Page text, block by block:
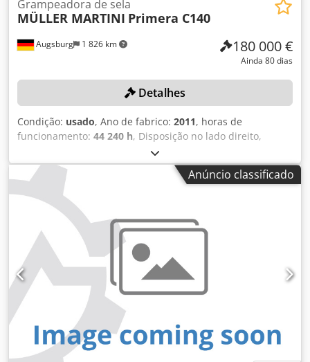
Augsburg 1 826 km
Grampeadora de sela
MÜLLER MARTINI Primera C140
180 000 €
Ainda 80 dias
Detalhes
Condição: usado, Ano de fabrico: 2011, horas de
funcionamento: 44 240 h, Disposição no lado direito,
composta por: 8 suportes, dos quais 4 prolongados, 6
alimentadores (dos quais 4 alimentadores de fluxo
contínuo com prolongamentos para a unidade de barras),
1 alimentador de dobra, 1 máquina de colagem de
produtos, 1 estação de grampeamento com controlo inicial
e controlo de grampos, 1 aparador com controlo de corte
SEMKO, controlo lateral de espessura, controlo de ângulo /
controlo de sobreposição, controlo ótico de folhas ASIR
(incluindo código de barras), 1 fita de inversão, 1 mesa de
endereçamento, 1 alimentador cruzado Robusto, 4
dispositivos de desenrolamento EASYDRUM (rolos de 45
kg), 1 carro para movimentação dos alimentadores
(alimentador de pilha / alimentador de pilha plana), 1
carro para movimentação da máquina de colagem de
amostras de produtos. Dkjdpfxszqzbhs Aggor
Anúncio classificado